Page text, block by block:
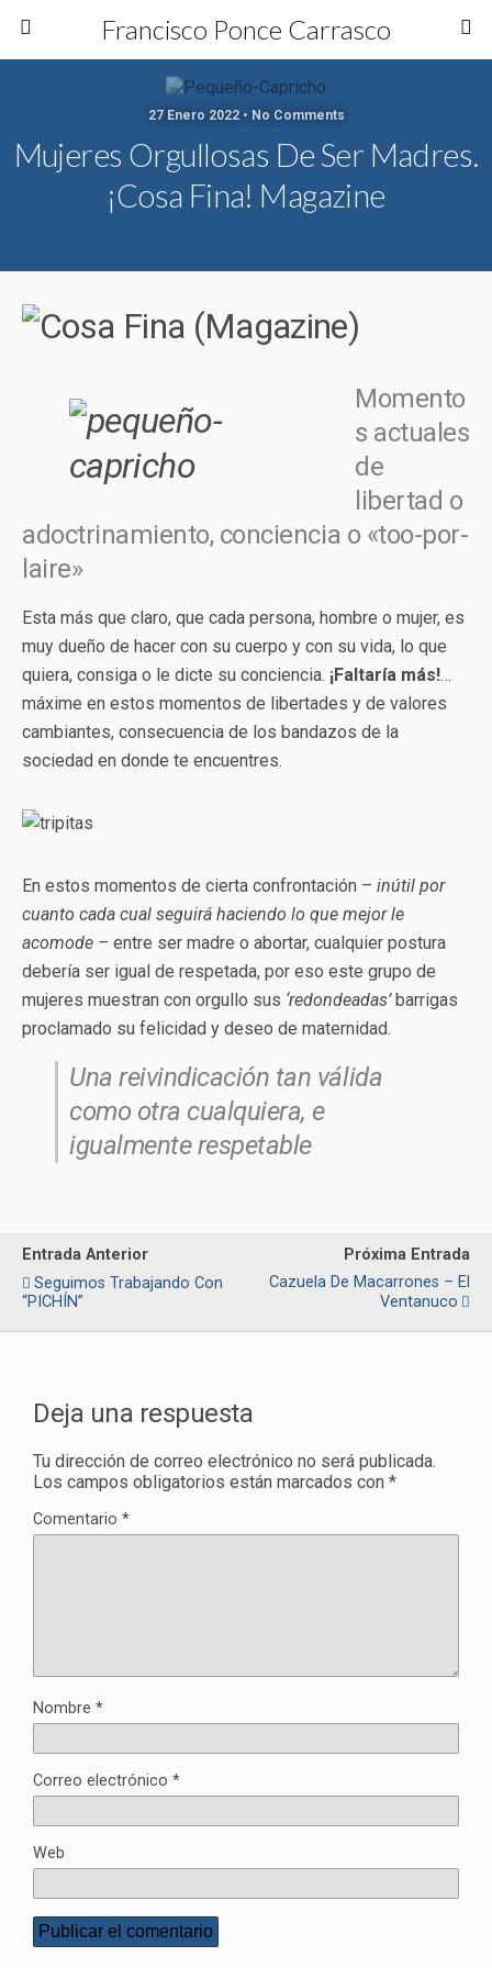
Francisco Ponce Carrasco
27 Enero 2022 • No Comments
Mujeres Orgullosas De Ser Madres.
¡Cosa Fina! Magazine
Momento
s actuales
de
libertad o
adoctrinamiento, conciencia o «too-por-
laire»
Esta más que claro, que cada persona, hombre o mujer, es
muy dueño de hacer con su cuerpo y con su vida, lo que
quiera, consiga o le dicte su conciencia. ¡Faltaría más!…
máxime en estos momentos de libertades y de valores
cambiantes, consecuencia de los bandazos de la
sociedad en donde te encuentres.
En estos momentos de cierta confrontación – inútil por
cuanto cada cual seguirá haciendo lo que mejor le
acomode – entre ser madre o abortar, cualquier postura
debería ser igual de respetada, por eso este grupo de
mujeres muestran con orgullo sus ‘redondeadas’barrigas
proclamado su felicidad y deseo de maternidad.
Una reivindicación tan válida
como otra cualquiera, e
igualmente respetable
Entrada Anterior
Seguimos Trabajando Con
“PICHÍN”
Próxima Entrada
Cazuela De Macarrones – El
Ventanuco
Deja una respuesta
Tu dirección de correo electrónico no será publicada.
Los campos obligatorios están marcados con *
Comentario *
Nombre *
Correo electrónico *
Web